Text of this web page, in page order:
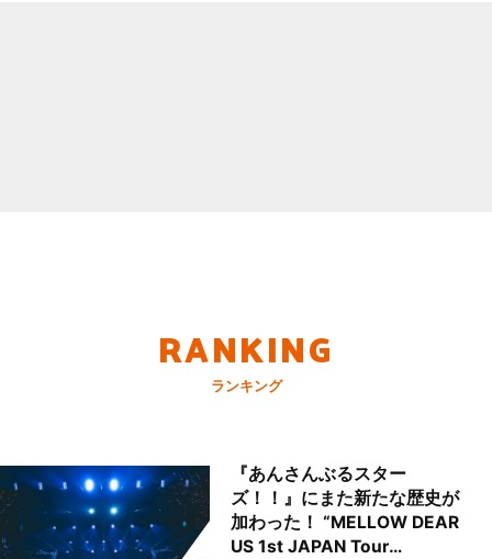
RANKING
ランキング
『あんさんぶるスター
ズ！！』にまた新たな歴史が
加わった！ “MELLOW DEAR
US 1st JAPAN Tour